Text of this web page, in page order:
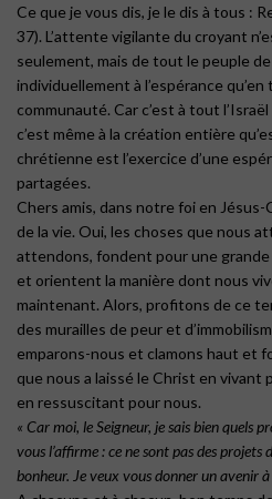
Ce que je vous dis, je le dis à tous :
37). L’attente vigilante du croyant
seulement, mais de tout le peuple
individuellement à l’espérance
communauté. Car c’est à tout
c’est même à la création entière
chrétienne est l’exercice d’une
partagées.
Chers amis, dans notre foi en
de la vie. Oui, les choses que nous
attendons, fondent pour une
et orientent la manière dont nous
maintenant. Alors, profitons de ce
des murailles de peur et
emparons-nous et clamons haut et
que nous a laissé le Christ en vivant
en ressuscitant pour nous.
« Car moi, le Seigneur, je sais bien quels
vous l’affirme : ce ne sont pas des projets
bonheur. Je veux vous donner un avenir à